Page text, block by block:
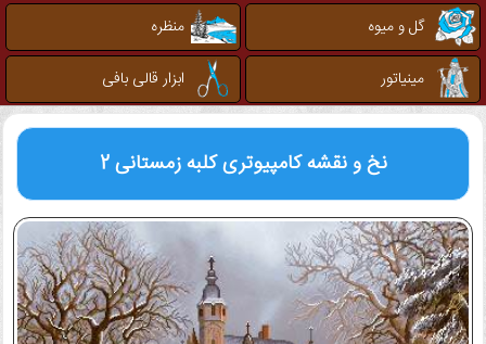
گل و میوه
منظره
مینیاتور
ابزار قالی بافی
نخ و نقشه کامپیوتریکلبه زمستانی 2